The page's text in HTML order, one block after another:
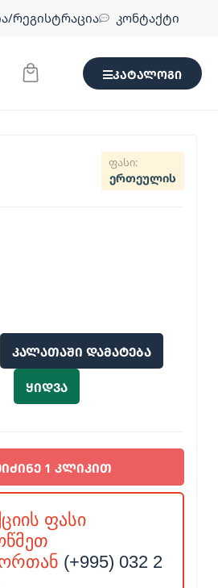
რეგისტრაცია კონტაქტი
კატალოგი
ერთეულის
კალათაში დამატება
ყიდვა
1 კლიკით
ფასი
(+995) 032 2